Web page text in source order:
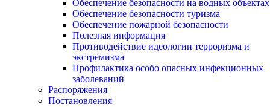
Обеспечение безопасности на водных объектах
Обеспечение безопасности туризма
Обеспечение пожарной безопасности
Полезная информация
Противодействие идеологии терроризма и
экстремизма
Профилактика особо опасных инфекционных
заболеваний
Распоряжения
Постановления